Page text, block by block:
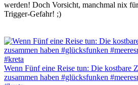
werden! Doch Vorsicht, manchmal nix
Trigger-Gefahr! ;)
Wenn Fünf eine Reise tun: Die kostbare
zusammen haben #glücksfunken